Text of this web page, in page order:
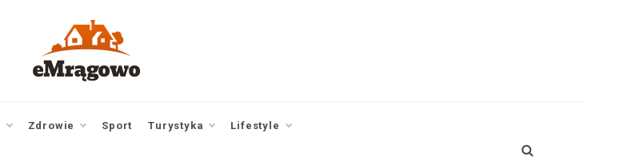
newsy
Zdrowie Sport Turystyka Lifestyle